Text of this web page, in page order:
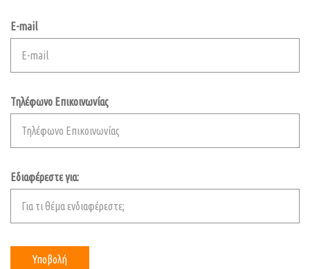
E-mail
Τηλέφωνο Επικοινωνίας
Εδιαφέρεστε για: